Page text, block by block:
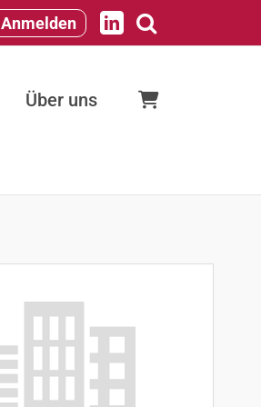
Anmelden LinkedIn
Über uns